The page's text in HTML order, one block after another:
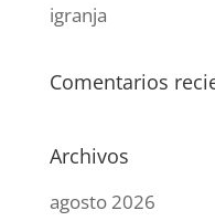
igranja
Comentarios
Archivos
agosto 2026